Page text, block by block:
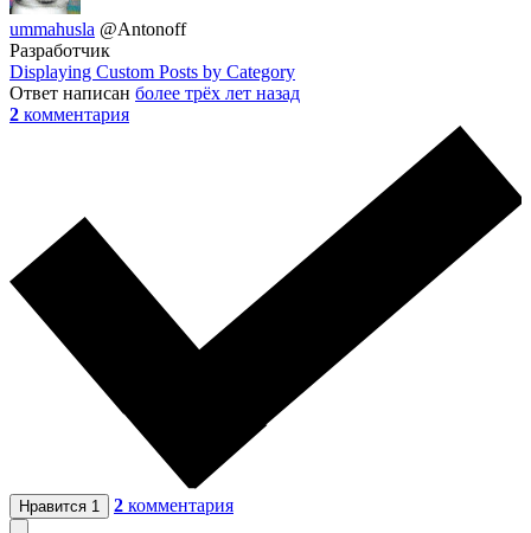
ummahusla @Antonoff
Разработчик
Displaying Custom Posts by Category
Ответ написан более трёх лет назад
2 комментария
Нравится 1 2 комментария